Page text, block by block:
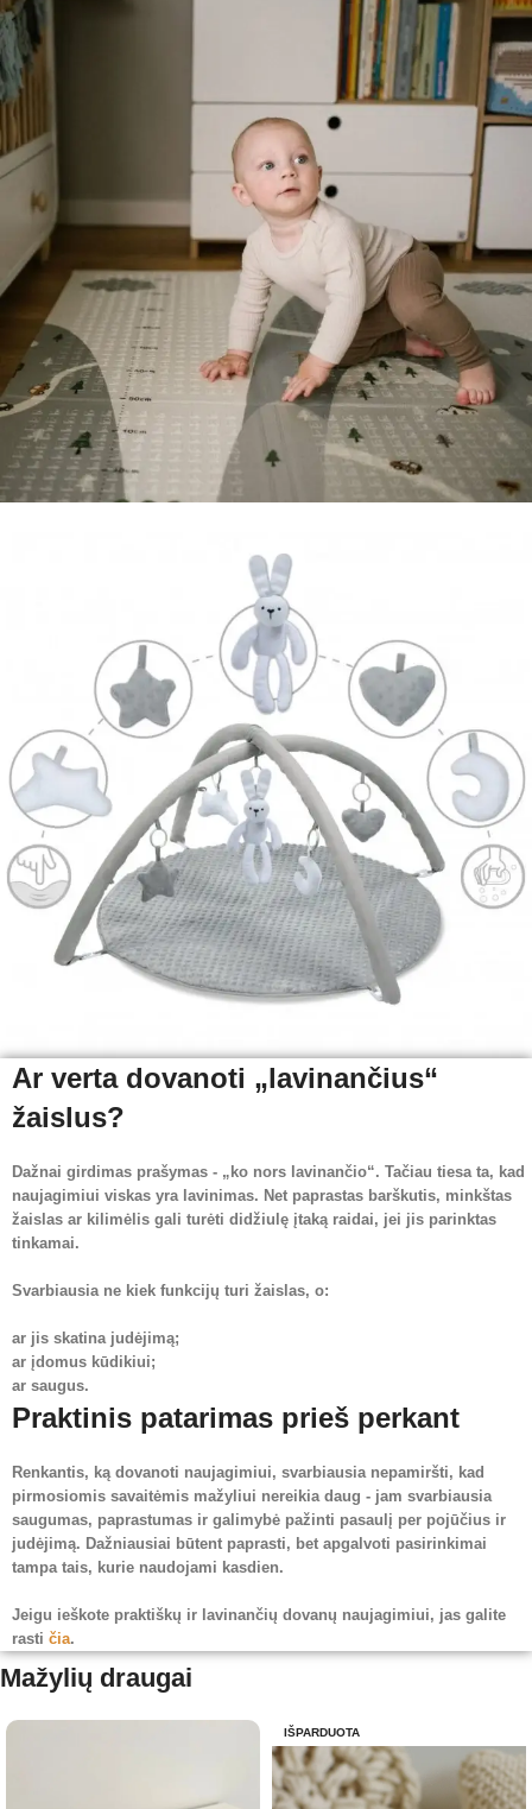
Ar verta dovanoti „lavinančius“
žaislus?
Dažnai girdimas prašymas - „ko nors lavinančio“. Tačiau tiesa ta, kad
naujagimiui viskas yra lavinimas. Net paprastas barškutis, minkštas
žaislas ar kilimėlis gali turėti didžiulę įtaką raidai, jei jis parinktas
tinkamai.
Svarbiausia ne kiek funkcijų turi žaislas, o:
ar jis skatina judėjimą;
ar įdomus kūdikiui;
ar saugus.
Praktinis patarimas prieš perkant
Renkantis, ką dovanoti naujagimiui, svarbiausia nepamiršti, kad
pirmosiomis savaitėmis mažyliui nereikia daug - jam svarbiausia
saugumas, paprastumas ir galimybė pažinti pasaulį per pojūčius ir
judėjimą. Dažniausiai būtent paprasti, bet apgalvoti pasirinkimai
tampa tais, kurie naudojami kasdien.
Jeigu ieškote praktiškų ir lavinančių dovanų naujagimiui, jas galite
rasti čia.
Mažylių draugai
IŠPARDUOTA